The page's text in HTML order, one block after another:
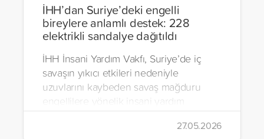
İHH’dan Suriye’deki engelli
bireylere anlamlı destek: 228
elektrikli sandalye dağıtıldı
İHH İnsani Yardım Vakfı, Suriye’de iç
savaşın yıkıcı etkileri nedeniyle
uzuvlarını kaybeden savaş mağduru
engellilere yönelik insani yardım
çalışmalarını aralıksız sürdürüyor. Vakıf,
yürütülen son projeyle Suriye’nin Şam,
27.05.2026